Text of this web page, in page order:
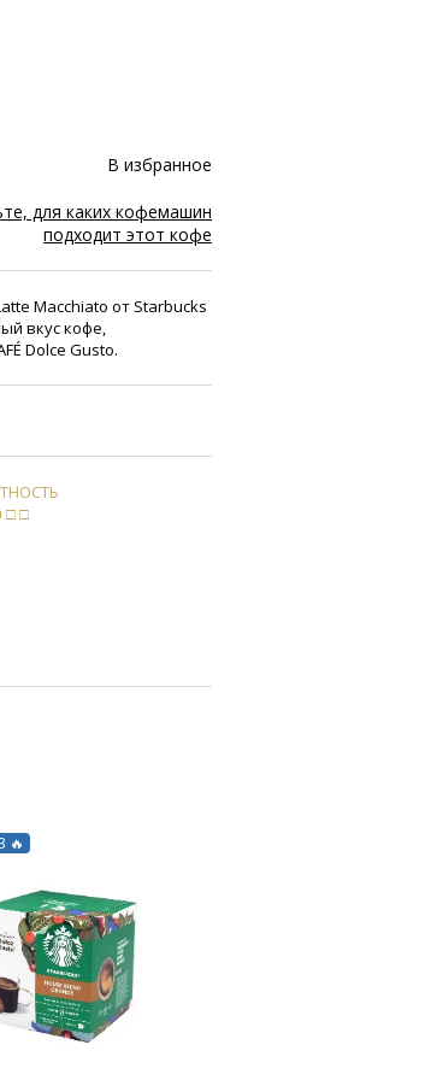
В избранное
для каких кофемашин
подходит этот кофе
Macchiato от Starbucks
вкус кофе,
Dolce Gusto.
□ □
🔥